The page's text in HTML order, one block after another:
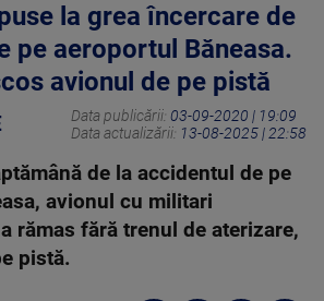
la grea încercare de
pe aeroportul Băneasa.
avionul de pe pistă
Data publicării: 03-09-2020 | 19:09
Data actualizării: 13-08-2025 | 22:58
de la accidentul de pe
avionul cu militari
rămas fără trenul de aterizare,
pistă.